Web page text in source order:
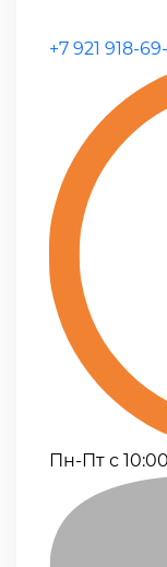
+7 921 918-
Пн-Пт с